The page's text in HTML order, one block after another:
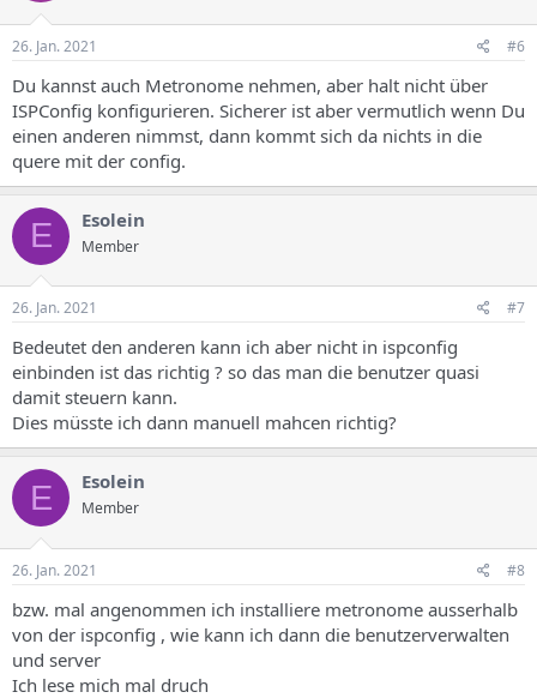
26. Jan. 2021 #6
Du kannst auch Metronome nehmen, aber halt nicht über
ISPConfig konfigurieren. Sicherer ist aber vermutlich wenn Du
einen anderen nimmst, dann kommt sich da nichts in die
quere mit der config.
E Esolein
Member
26. Jan. 2021 #7
Bedeutet den anderen kann ich aber nicht in ispconfig
einbinden ist das richtig ? so das man die benutzer quasi
damit steuern kann.
Dies müsste ich dann manuell mahcen richtig?
E Esolein
Member
26. Jan. 2021 #8
bzw. mal angenommen ich installiere metronome ausserhalb
von der ispconfig , wie kann ich dann die benutzerverwalten
und server
Ich lese mich mal druch